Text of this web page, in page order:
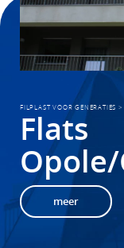
FILPLAST VOOR GENERATIES >
Flats
meer